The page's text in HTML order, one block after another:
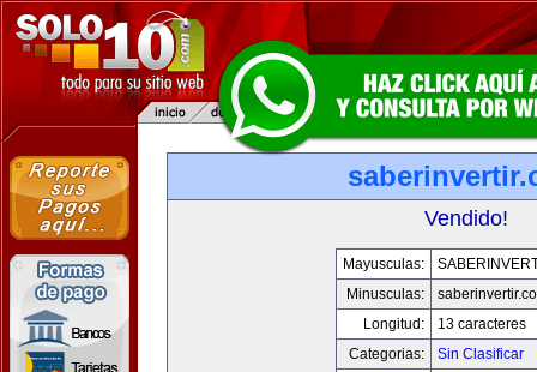
Vendido!
Mayusculas:
Minusculas:
Longitud:
13 caracteres
Categorias:
Sin Clasificar